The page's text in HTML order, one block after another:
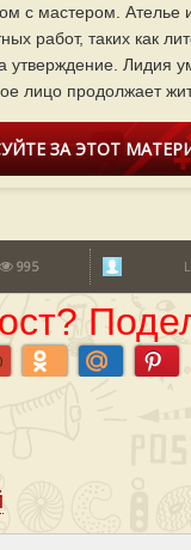
с мастером.
работ, таких как
утверждение. Лидия
лицо продолжает
ЗА ЭТОТ
995